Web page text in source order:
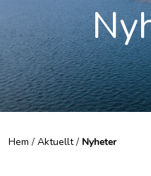
Hem / Aktuellt/ Nyheter